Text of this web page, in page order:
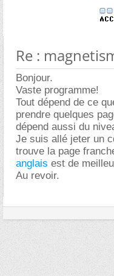
Re :
Bonjour.
Vaste programme!
Tout dépend de ce
prendre quelques
dépend aussi du
Je suis allé jeter un
trouve la page
anglais est de
Au revoir.